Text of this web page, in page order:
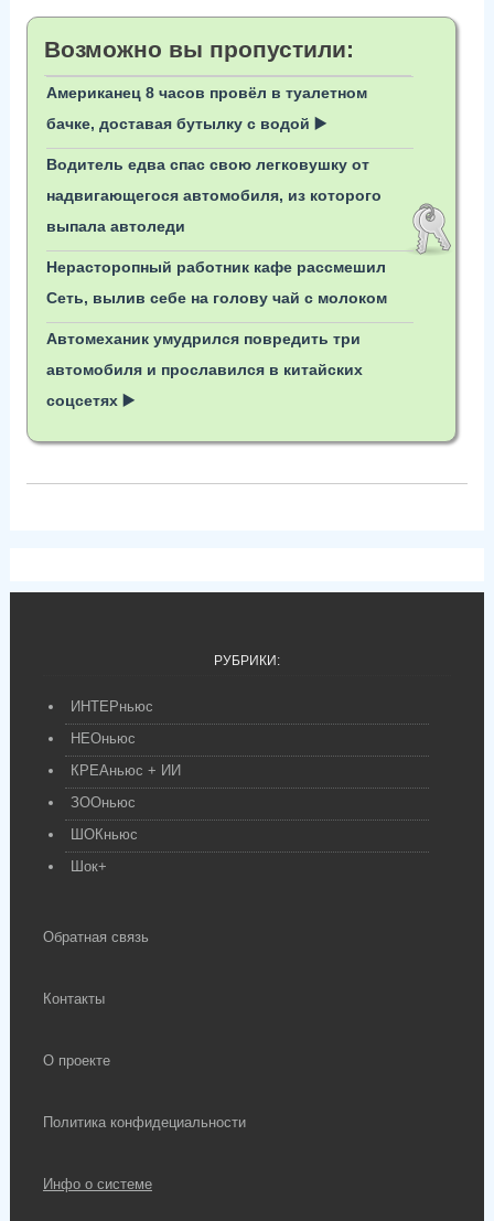
Возможно вы пропустили:
Американец 8 часов провёл в туалетном
бачке, доставая бутылку с водой ▶️
Водитель едва спас свою легковушку от
надвигающегося автомобиля, из которого
выпала автоледи
Нерасторопный работник кафе рассмешил
Сеть, вылив себе на голову чай с молоком
Автомеханик умудрился повредить три
автомобиля и прославился в китайских
соцсетях ▶️
РУБРИКИ:
ИНТЕРньюс
НЕОньюс
КРЕАньюс + ИИ
ЗООньюс
ШОКньюс
Шок+
Обратная связь
Контакты
О проекте
Политика конфидециальности
Инфо о системе